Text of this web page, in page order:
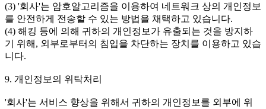
(3) '회사'는 암호알고리즘을 이용하여 네트워크 상의 개인정보
를 안전하게 전송할 수 있는 방법을 채택하고 있습니다.
(4) 해킹 등에 의해 귀하의 개인정보가 유출되는 것을 방지하
기 위해, 외부로부터의 침입을 차단하는 장치를 이용하고 있습
니다.
9. 개인정보의 위탁처리
'회사'는 서비스 향상을 위해서 귀하의 개인정보를 외부에 위